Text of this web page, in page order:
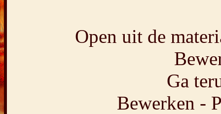
Open uit de
Ga
Bewerken -